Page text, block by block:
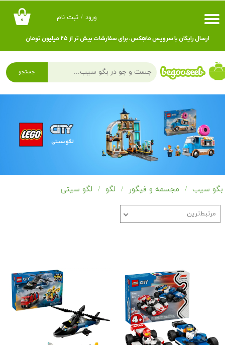
۰ ورود / ثبت نام
حساب کاربری من
تغییر گذر واژه
سفارشات
ارسال رایگان با سرویس ماهِکس، برای سفارشات بیش تر از ۲۵ میلیون تومان
جستجو
لگو سیتی
بگو سیب مجسمه و فیگور لگو لگو سیتی
مرتبط‌ترین